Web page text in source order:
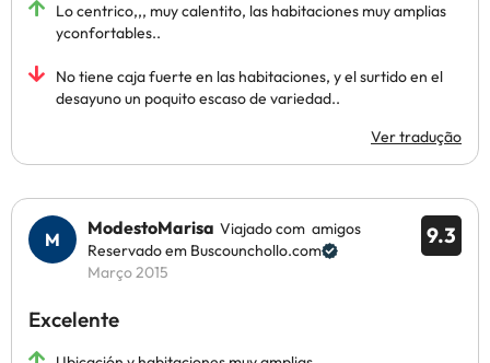
Lo centrico,,, muy calentito, las habitaciones muy amplias
yconfortables..
No tiene caja fuerte en las habitaciones, y el surtido en el
desayuno un poquito escaso de variedad..
Ver tradução
9.3
ModestoMarisa Viajado com amigos
Reservado em Buscounchollo.com
Março 2015
Excelente